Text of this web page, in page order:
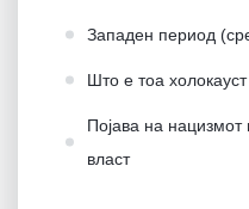
Западен период
Што е тоа холокауст
Појава на
влaст